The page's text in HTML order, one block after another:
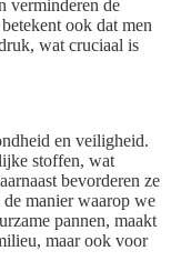
verminderen de
ook dat men
wat cruciaal is
en veiligheid.
stoffen, wat
bevorderen ze
manier waarop we
pannen, maakt
maar ook voor